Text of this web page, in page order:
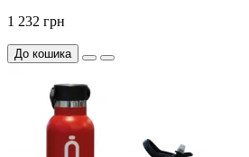
1 232 грн
До кошика